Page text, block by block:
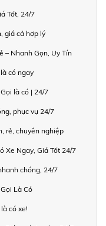
Tốt, 24/7
giá cả hợp lý
– Nhanh Gọn, Uy Tín
có ngay
là có | 24/7
phục vụ 24/7
rẻ, chuyên nghiệp
Xe Ngay, Giá Tốt 24/7
chóng, 24/7
Là Có
có xe!